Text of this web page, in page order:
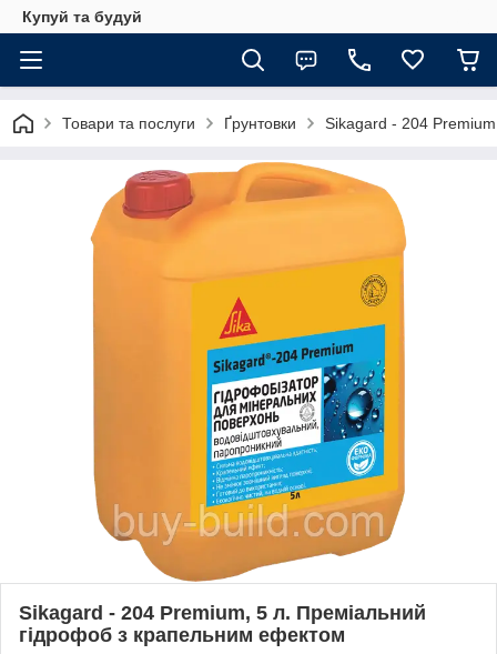
Купуй та будуй
Товари та послуги Ґрунтовки Sikagard - 204
Sikagard - 204 Premium, 5 л. Преміальний
гідрофоб з крапельним ефектом